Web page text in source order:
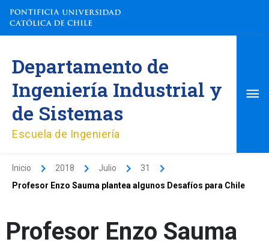
contenido
Departamento de
Ingeniería Industrial y
de Sistemas
Escuela de Ingeniería
Inicio 2018 Julio
31
Profesor Enzo Sauma plantea algunos Desafíos para Chile
Profesor Enzo Sauma